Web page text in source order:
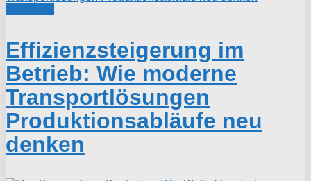
Effizienzsteigerung im
Betrieb: Wie moderne
Transportlösungen
Produktionsabläufe neu
denken